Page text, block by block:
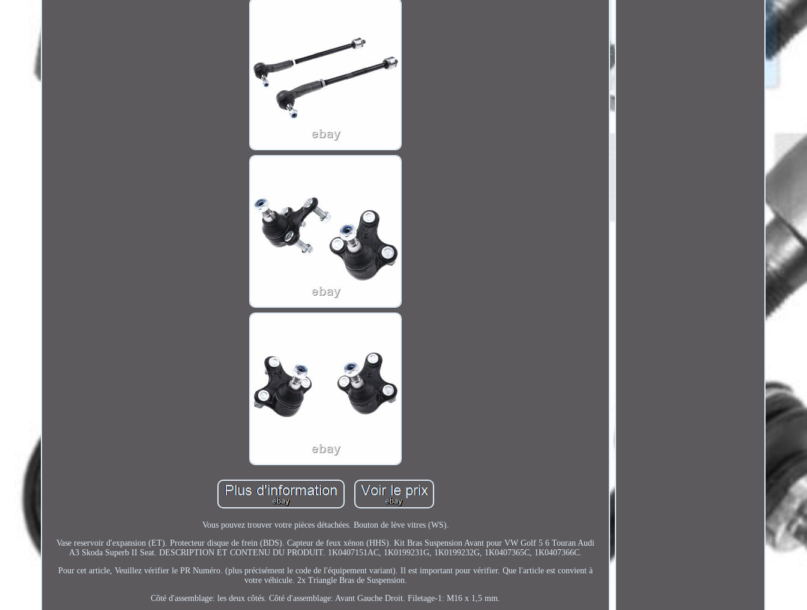
Vous pouvez trouver votre pièces détachées. Bouton de lève vitres (WS).
Vase reservoir d'expansion (ET). Protecteur disque de frein (BDS). Capteur de feux xénon (HHS). Kit Bras Suspension Avant pour VW Golf 5 6 Touran Audi
A3 Skoda Superb II Seat. DESCRIPTION ET CONTENU DU PRODUIT. 1K0407151AC, 1K0199231G, 1K0199232G, 1K0407365C, 1K0407366C.
Pour cet article, Veuillez vérifier le PR Numéro. (plus précisément le code de l'équipement variant). Il est important pour vérifier. Que l'article est convient à
votre véhicule. 2x Triangle Bras de Suspension.
Côté d'assemblage: les deux côtés. Côté d'assemblage: Avant Gauche Droit. Filetage-1: M16 x 1,5 mm.